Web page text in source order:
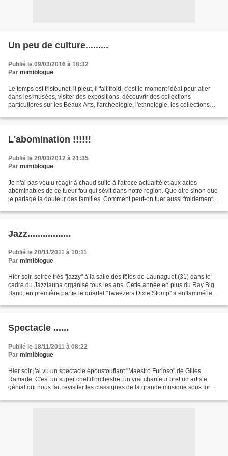
Un peu de culture.........
Publié le 09/03/2016 à 18:32
Par mimiblogue
Le temps est tristounet, il pleut, il fait froid, c'est le moment idéal pour aller
dans les musées, visiter des expositions, découvrir des collections
particulières sur les Beaux Arts, l'archéologie, l'ethnologie, les collections
L'abomination !!!!!!
Publié le 20/03/2012 à 21:35
Par mimiblogue
Je n'ai pas voulu réagir à chaud suite à l'atroce actualité et aux actes
abominables de ce tueur fou qui sévit dans notre région. Que dire sinon que
je partage la douleur des familles. Comment peut-on tuer aussi froidement
Jazz.................
Publié le 20/11/2011 à 10:11
Par mimiblogue
Hier soir, soirée très "jazzy" à la salle des fêtes de Launaguet (31) dans le
cadre du Jazzlauna organisé tous les ans. Cette année en plus du Ray Big
Band, en première partie le quartet "Tweezers Dixie Stomp" a enflammé le
Spectacle ......
Publié le 18/11/2011 à 08:22
Par mimiblogue
Hier soir j'ai vu un spectacle époustouflant "Maestro Furioso" de Gilles
Ramade. C'est un super chef d'orchestre, un vrai chanteur bref un artiste
génial qui nous fait revisiter les classiques de la grande musique sous forme